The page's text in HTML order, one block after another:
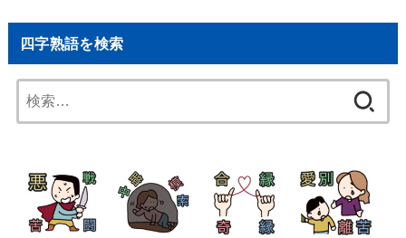
四字熟語を検索
索: